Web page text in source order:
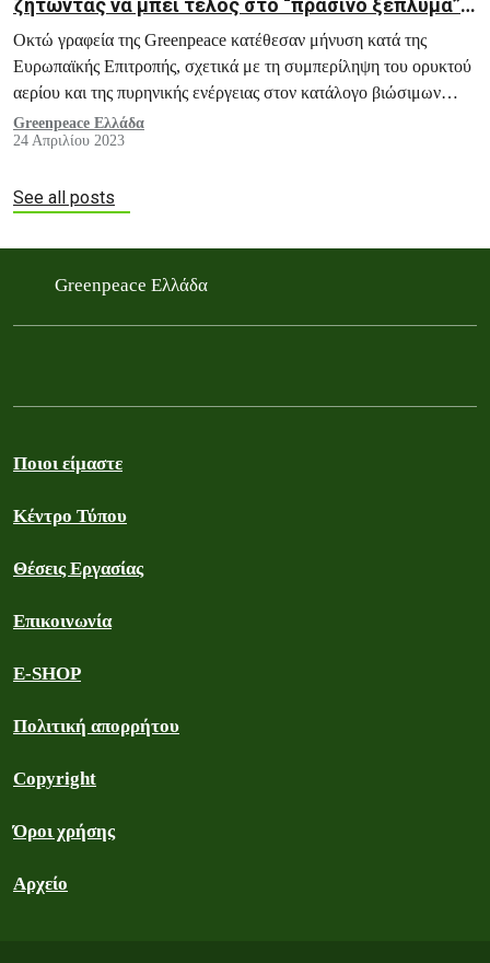
ζητώντας να μπει τέλος στο “πράσινο ξέπλυμα”
του αερίου και των πυρηνικών
Οκτώ γραφεία της Greenpeace κατέθεσαν μήνυση κατά της
Ευρωπαϊκής Επιτροπής, σχετικά με τη συμπερίληψη του ορυκτού
αερίου και της πυρηνικής ενέργειας στον κατάλογο βιώσιμων
επενδύσεων της ΕΕ, την Ταξινομία, τον Μάρτιο του 2022.
Greenpeace Ελλάδα
24 Απριλίου 2023
See all posts
Greenpeace Ελλάδα
Ποιοι είμαστε
Κέντρο Τύπου
Θέσεις Εργασίας
Επικοινωνία
E-SHOP
Πολιτική απορρήτου
Copyright
Όροι χρήσης
Αρχείο